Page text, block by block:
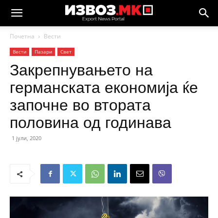
Почетна Вести
Вести Пазари Свет
Закрепнувањето на
германската економија ќе
започне во втората
половина од годинава
1 јули, 2020